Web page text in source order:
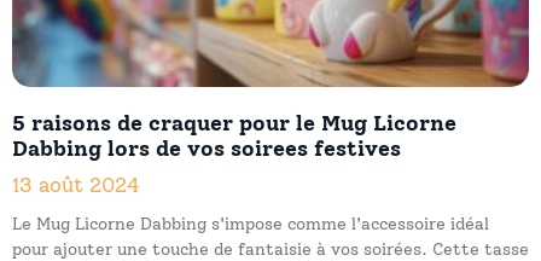
5 raisons de craquer pour le Mug Licorne
Dabbing lors de vos soirees festives
13 août 2024
Le Mug Licorne Dabbing s'impose comme l'accessoire idéal
pour ajouter une touche de fantaisie à vos soirées. Cette tasse